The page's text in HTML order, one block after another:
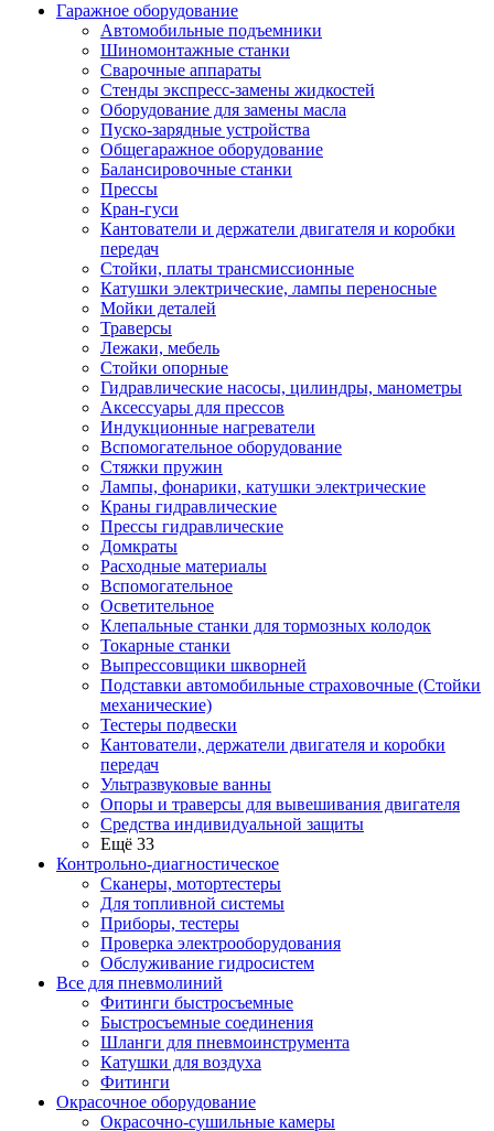
Гаражное оборудование
Автомобильные подъемники
Шиномонтажные станки
Сварочные аппараты
Стенды экспресс-замены жидкостей
Оборудование для замены масла
Пуско-зарядные устройства
Общегаражное оборудование
Балансировочные станки
Прессы
Кран-гуси
Кантователи и держатели двигателя и коробки
передач
Стойки, платы трансмиссионные
Катушки электрические, лампы переносные
Мойки деталей
Траверсы
Лежаки, мебель
Стойки опорные
Гидравлические насосы, цилиндры, манометры
Аксессуары для прессов
Индукционные нагреватели
Вспомогательное оборудование
Стяжки пружин
Лампы, фонарики, катушки электрические
Краны гидравлические
Прессы гидравлические
Домкраты
Расходные материалы
Вспомогательное
Осветительное
Клепальные станки для тормозных колодок
Токарные станки
Выпрессовщики шкворней
Подставки автомобильные страховочные (Стойки
механические)
Тестеры подвески
Кантователи, держатели двигателя и коробки
передач
Ультразвуковые ванны
Опоры и траверсы для вывешивания двигателя
Средства индивидуальной защиты
Ещё 33
Контрольно-диагностическое
Сканеры, мотортестеры
Для топливной системы
Приборы, тестеры
Проверка электрооборудования
Обслуживание гидросистем
Все для пневмолиний
Фитинги быстросъемные
Быстросъемные соединения
Шланги для пневмоинструмента
Катушки для воздуха
Фитинги
Окрасочное оборудование
Окрасочно-сушильные камеры